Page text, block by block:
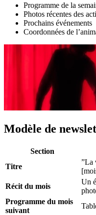
Programme de la
Photos récentes des
Prochains événements
Coordonnées de
Modèle de
Section
Titre
”La
Récit du mois
Un
Programme du mois
suivant